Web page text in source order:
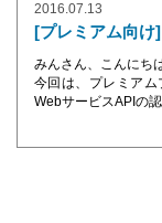
2016.07.13
[プレミアム向け
みんさん、こんにち
今回は、プレミア
WebサービスAPIの